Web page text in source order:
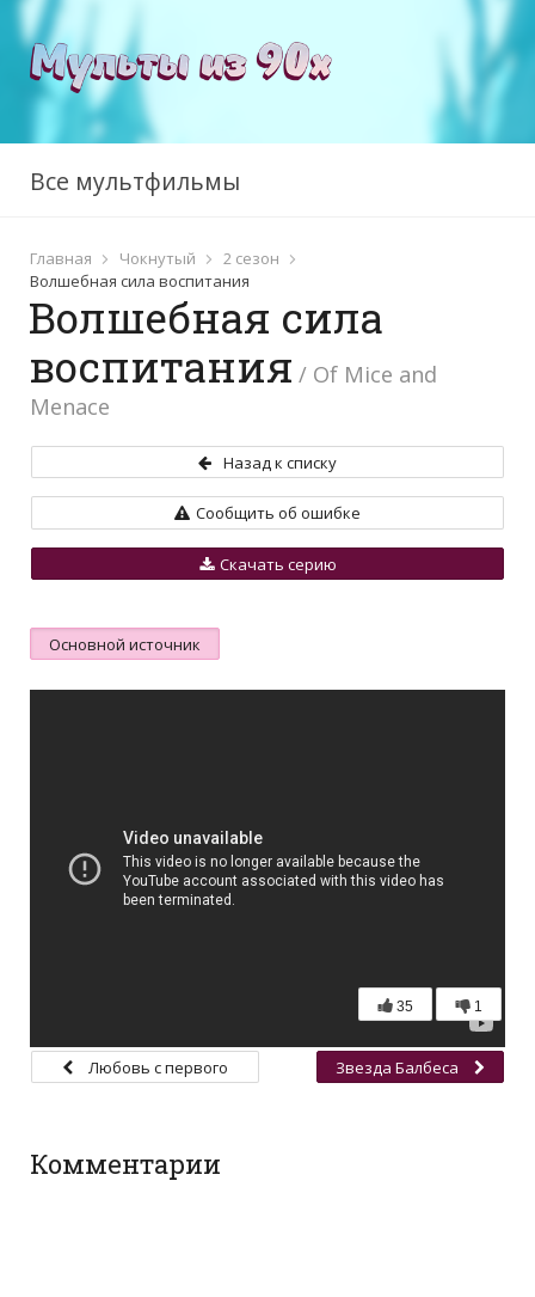
Все мультфильмы
Главная Чокнутый
2 сезон
Волшебная сила воспитания
Волшебная сила
воспитания / Of Mice and
Menace
Назад к списку
Сообщить об ошибке
Скачать серию
Основной источник
35 1
Любовь с первого
Звезда Балбеса
Комментарии